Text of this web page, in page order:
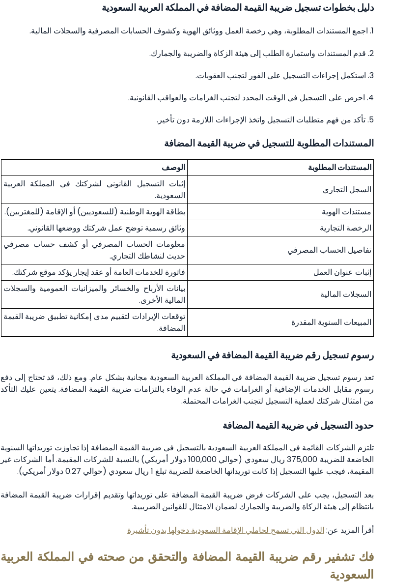
دليل بخطوات تسجيل ضريبة القيمة المضافة في المملكة العربية السعودية
1. اجمع المستندات المطلوبة، وهي رخصة العمل ووثائق الهوية وكشوف الحسابات المصرفية والسجلات المالية.
2. قدم المستندات واستمارة الطلب إلى هيئة الزكاة والضريبة والجمارك.
3. استكمل إجراءات التسجيل على الفور لتجنب العقوبات.
4. احرص على التسجيل في الوقت المحدد لتجنب الغرامات والعواقب القانونية.
5. تأكد من فهم متطلبات التسجيل واتخذ الإجراءات اللازمة دون تأخير.
المستندات المطلوبة للتسجيل في ضريبة القيمة المضافة
المستندات المطلوبة
الوصف
السجل التجاري
إثبات التسجيل القانوني لشركتك في المملكة العربية
السعودية.
مستندات الهوية
بطاقة الهوية الوطنية (للسعوديين) أو الإقامة (للمغتربين).
الرخصة التجارية
وثائق رسمية توضح عمل شركتك ووضعها القانوني.
تفاصيل الحساب المصرفي
معلومات الحساب المصرفي أو كشف حساب مصرفي
حديث لنشاطك التجاري.
إثبات عنوان العمل
فاتورة للخدمات العامة أو عقد إيجار يؤكد موقع شركتك.
السجلات المالية
بيانات الأرباح والخسائر والميزانيات العمومية والسجلات
المالية الأخرى.
المبيعات السنوية المقدرة
توقعات الإيرادات لتقييم مدى إمكانية تطبيق ضريبة القيمة
المضافة.
رسوم تسجيل رقم ضريبة القيمة المضافة في السعودية
تعد رسوم تسجيل ضريبة القيمة المضافة في المملكة العربية السعودية مجانية بشكل عام. ومع ذلك، قد تحتاج إلى دفع
رسوم مقابل الخدمات الإضافية أو الغرامات في حالة عدم الوفاء بالتزامات ضريبة القيمة المضافة. يتعين عليك التأكد
من امتثال شركتك لعملية التسجيل لتجنب الغرامات المحتملة.
حدود التسجيل في ضريبة القيمة المضافة
تلتزم الشركات القائمة في المملكة العربية السعودية بالتسجيل في ضريبة القيمة المضافة إذا تجاوزت توريداتها السنوية
الخاضعة للضريبة 375,000 ريال سعودي (حوالي 100,000 دولار أمريكي) بالنسبة للشركات المقيمة. أما الشركات غير
المقيمة، فيجب عليها التسجيل إذا كانت توريداتها الخاضعة للضريبة تبلغ 1 ريال سعودي (حوالي 0.27 دولار أمريكي).
بعد التسجيل، يجب على الشركات فرض ضريبة القيمة المضافة على توريداتها وتقديم إقرارات ضريبة القيمة المضافة
بانتظام إلى هيئة الزكاة والضريبة والجمارك لضمان الامتثال للقوانين الضريبية.
أقرأ المزيد عن: الدول التي تسمح لحاملي الإقامة السعودية دخولها بدون تأشيرة
فك تشفير رقم ضريبة القيمة المضافة والتحقق من صحته في المملكة العربية
السعودية